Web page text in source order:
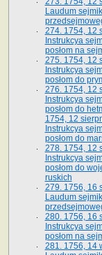
Laudum
274. 1754, 12
Instrukcya
posłom na
275. 1754, 12
Instrukcya
posłom do
276. 1754, 12
Instrukcya
posłom do
1754, 12
Instrukcya
posłom do
278. 1754, 12
Instrukcya
posłom do
ruskich
279. 1756, 16
Laudum
280. 1756, 16
Instrukcya
posłom na
281. 1756, 14